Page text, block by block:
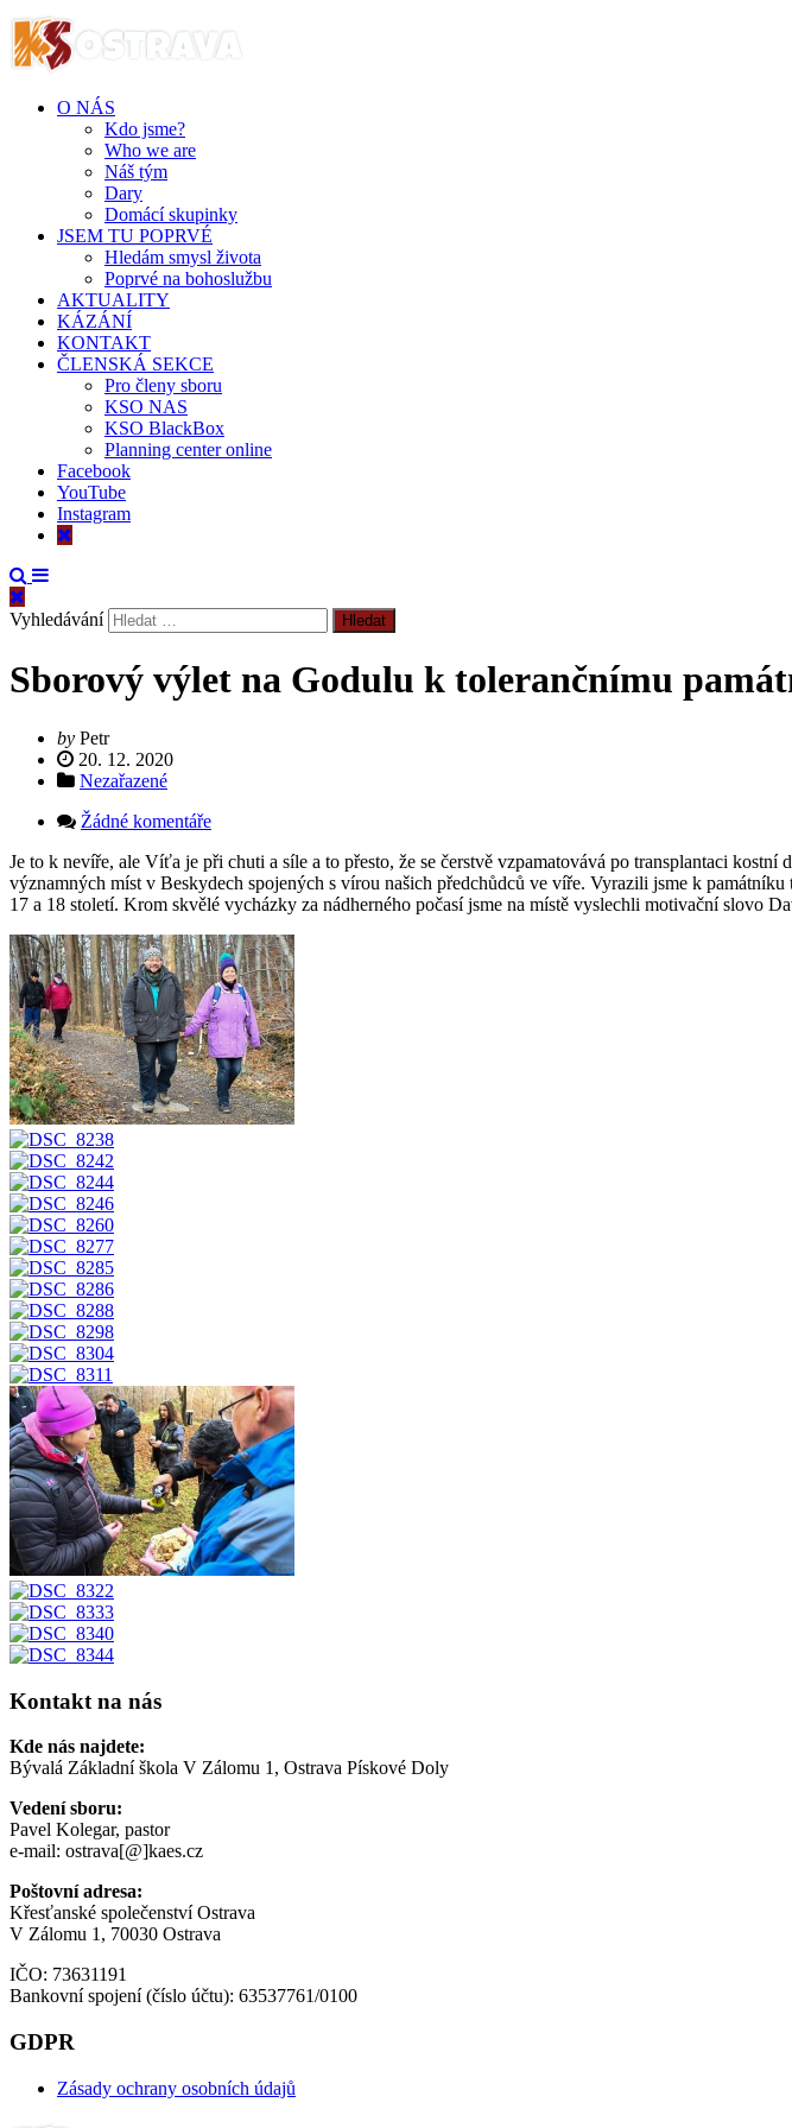
O NÁS
Kdo jsme?
Who we are
Náš tým
Dary
Domácí skupinky
JSEM TU POPRVÉ
Hledám smysl života
Poprvé na bohoslužbu
AKTUALITY
KÁZÁNÍ
KONTAKT
ČLENSKÁ SEKCE
Pro členy sboru
KSO NAS
KSO BlackBox
Planning center online
Facebook
YouTube
Instagram
Vyhledávání
Sborový výlet na Godulu k tolerančnímu
by Petr
20. 12. 2020
Nezařazené
Žádné komentáře
Je to k nevíře, ale Víťa je při chuti a síle a to přesto, že se čerstvě vzpamatovává po transplantaci
významných míst v Beskydech spojených s vírou našich předchůdců ve víře. Vyrazili jsme k
17 a 18 století. Krom skvělé vycházky za nádherného počasí jsme na místě vyslechli motivační slovo
Kontakt na nás
Kde nás najdete:
Bývalá Základní škola V Zálomu 1, Ostrava Pískové Doly
Vedení sboru:
Pavel Kolegar, pastor
e-mail: ostrava[@]kaes.cz
Poštovní adresa:
Křesťanské společenství Ostrava
V Zálomu 1, 70030 Ostrava
IČO: 73631191
Bankovní spojení (číslo účtu): 63537761/0100
GDPR
Zásady ochrany osobních údajů